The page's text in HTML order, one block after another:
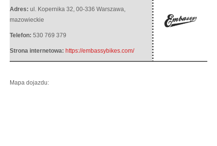
Adres: ul. Kopernika 32 00-336 Warszawa
mazowieckie
Telefon: 530 769 379
Strona internetowa: https://embassybikes.com/
Mapa dojazdu: